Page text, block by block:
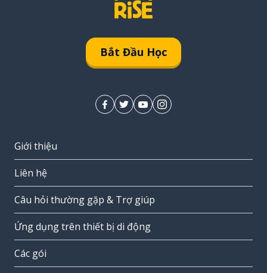
Bắt Đầu Học
Giới thiệu
Liên hệ
Câu hỏi thường gặp & Trợ giúp
Ứng dụng trên thiết bị di động
Các gói